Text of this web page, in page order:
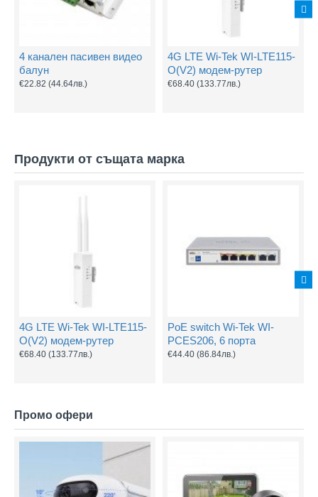
4 канален пасивен видео
балун
€22.82 (44.64лв.)
4G LTE Wi-Tek WI-LTE115-
O(V2) модем-рутер
€68.40 (133.77лв.)
Продукти от същата марка
4G LTE Wi-Tek WI-LTE115-
O(V2) модем-рутер
€68.40 (133.77лв.)
PoE switch Wi-Tek WI-
PCES206, 6 порта
€44.40 (86.84лв.)
Промо офери